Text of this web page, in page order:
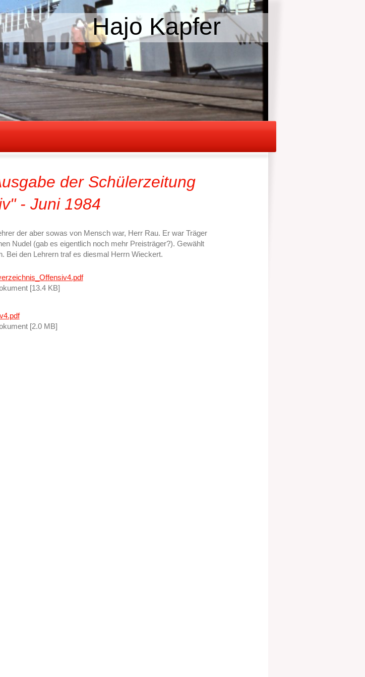
Hajo Kapfer
der Schülerzeitung
- Juni 1984
der aber sowas von Mensch war, Herr Rau. Er war Träger
Nudel (gab es eigentlich noch mehr Preisträger?). Gewählt
Bei den Lehrern traf es diesmal Herrn Wieckert.
[13.4 KB]
[2.0 MB]